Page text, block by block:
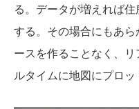
る。データが増えれば
する。その場合にもあ
ースを作ることなく、
ルタイムに地図にプロッ